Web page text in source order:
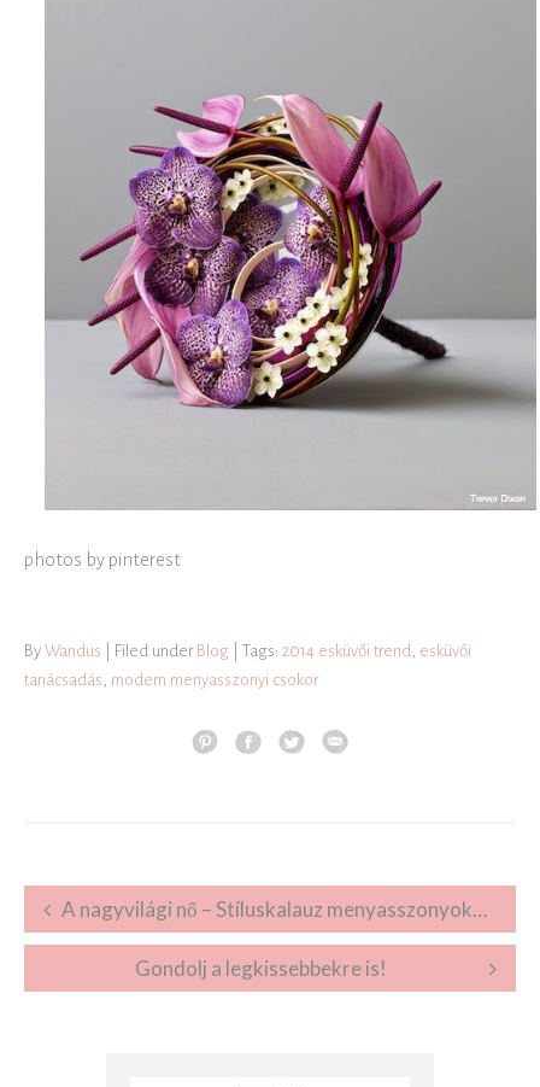
photos by pinterest
By Wandus | Filed under Blog | Tags: 2014 esküvői trend
esküvői
tanácsadás modern menyasszonyi csokor
Post navigation
A nagyvilági nő – Stíluskalauz menyasszonyoknak
Gondolj a legkissebbekre is!